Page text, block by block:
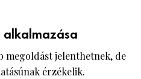
alkalmazása
megoldást jelenthetnek, de
érzékelik.